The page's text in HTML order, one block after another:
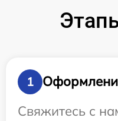
1
Свяжитесь с